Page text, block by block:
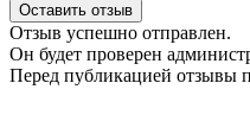
Оставить отзыв
Отзыв успешно отправлен.
Он будет проверен
Перед публикацией отзывы